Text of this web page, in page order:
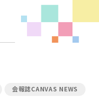
会報誌CANVAS NEWS